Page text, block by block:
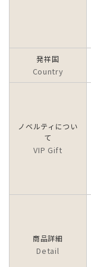
発祥国
Country
ノベルティについ
て
VIP Gift
商品詳細
Detail